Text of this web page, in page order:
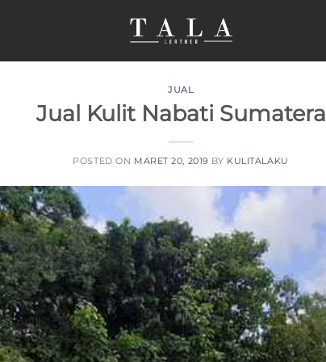
JUAL
Jual Kulit Nabati Sumatera
POSTED ON MARET 20, 2019 BY KULITALAKU